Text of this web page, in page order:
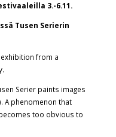
3.-6.11.
Tusen Serierin
from a
Serier paints images
A phenomenon that
too obvious to